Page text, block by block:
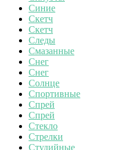
Синие
Скетч
Скетч
Следы
Смазанные
Снег
Снег
Солнце
Спортивные
Спрей
Спрей
Стекло
Стрелки
Студийные